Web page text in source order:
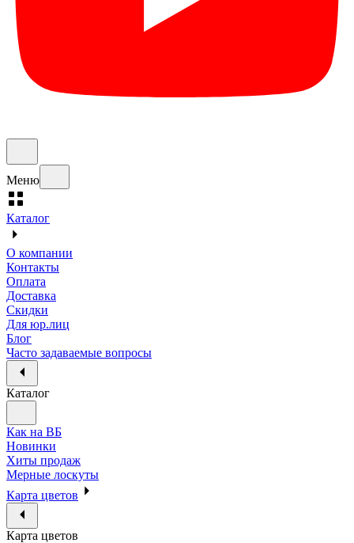
Меню
Каталог
О компании
Контакты
Оплата
Доставка
Скидки
Для юр.лиц
Блог
Часто задаваемые вопросы
Каталог
Как на ВБ
Новинки
Хиты продаж
Мерные лоскуты
Карта цветов
Карта цветов